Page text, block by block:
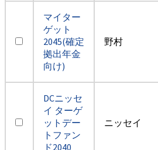
マイター
ゲット
2045(確定
拠出年金
向け)
野村
DCニッセ
イ ターゲ
ットデー
トファン
ド2040
ニッセイ